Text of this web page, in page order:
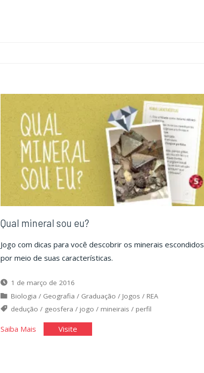
Qual mineral sou eu?
Jogo com dicas para você descobrir os minerais escondidos
por meio de suas características.
1 de março de 2016
Biologia / Geografia / Graduação / Jogos / REA
dedução / geosfera / jogo / mineirais / perfil
Saiba Mais"Qual
Visite"Qual